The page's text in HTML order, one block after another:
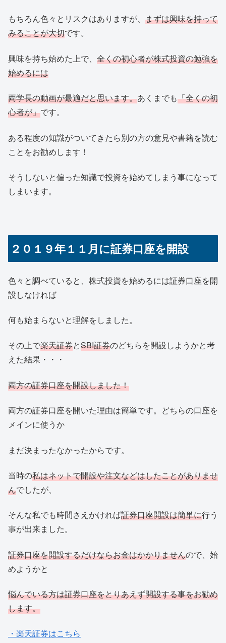
もちろん色々とリスクはありますが、 まずは興味を持って
みることが大切です。
興味を持ち始めた上で、 全くの初心者が株式投資の勉強を
始めるには
両学長の動画が最適だと思います。あくまでも「全くの初
心者が」です。
ある程度の知識がついてきたら別の方の意見や書籍を読む
ことをお勧めします！
そうしないと偏った知識で投資を始めてしまう事になって
しまいます。
２０１９年１１月に証券口座を開設
色々と調べていると、株式投資を始めるには証券口座を開
設しなければ
何も始まらないと理解をしました。
その上で楽天証券とSBI証券のどちらを開設しようかと考
えた結果・・・
両方の証券口座を開設しました！
両方の証券口座を開いた理由は簡単です。どちらの口座を
メインに使うか
まだ決まったなかったからです。
当時の私はネットで開設や注文などはしたことがありませ
んでしたが、
そんな私でも時間さえかければ証券口座開設は簡単に行う
事が出来ました。
証券口座を開設するだけならお金はかかりませんので、始
めようかと
悩んでいる方は証券口座をとりあえず開設する事をお勧め
します。
・楽天証券はこちら